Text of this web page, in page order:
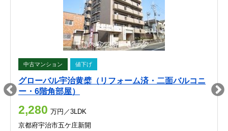
中古マンション 値下げ
グローバル宇治黄檗（リフォーム済・二面バルコニ
ー・6階角部屋）
2,280 万円／3LDK
京都府宇治市五ケ庄新開